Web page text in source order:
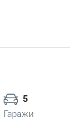
5
Гаражи